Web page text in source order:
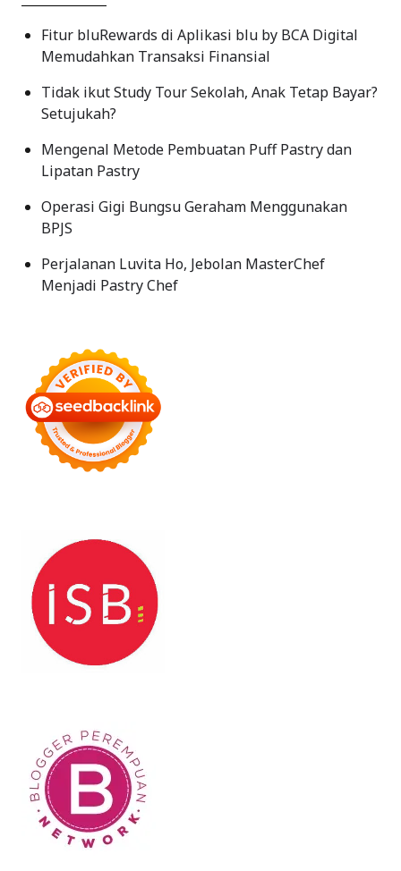
Fitur bluRewards di Aplikasi blu by BCA Digital
Memudahkan Transaksi Finansial
Tidak ikut Study Tour Sekolah, Anak Tetap Bayar?
Setujukah?
Mengenal Metode Pembuatan Puff Pastry dan
Lipatan Pastry
Operasi Gigi Bungsu Geraham Menggunakan
BPJS
Perjalanan Luvita Ho, Jebolan MasterChef
Menjadi Pastry Chef